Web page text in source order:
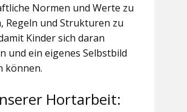
Normen und Werte zu
Regeln und Strukturen zu
Kinder sich daran
und ein eigenes Selbstbild
können.
Hortarbeit: